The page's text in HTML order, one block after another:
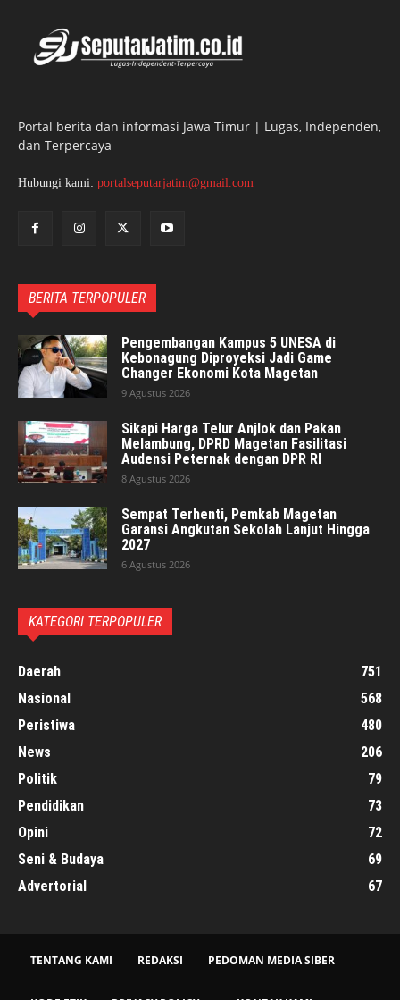
Portal berita dan informasi Jawa Timur | Lugas, Independen,
dan Terpercaya
Hubungi kami: portalseputarjatim@gmail.com
BERITA TERPOPULER
Pengembangan Kampus 5 UNESA di
Kebonagung Diproyeksi Jadi Game
Changer Ekonomi Kota Magetan
9 Agustus 2026
Sikapi Harga Telur Anjlok dan Pakan
Melambung, DPRD Magetan Fasilitasi
Audensi Peternak dengan DPR RI
8 Agustus 2026
Sempat Terhenti, Pemkab Magetan
Garansi Angkutan Sekolah Lanjut Hingga
2027
6 Agustus 2026
KATEGORI TERPOPULER
Daerah
751
Nasional
568
Peristiwa
480
News
206
Politik
79
Pendidikan
73
Opini
72
Seni & Budaya
69
Advertorial
67
TENTANG KAMI REDAKSI PEDOMAN MEDIA SIBER